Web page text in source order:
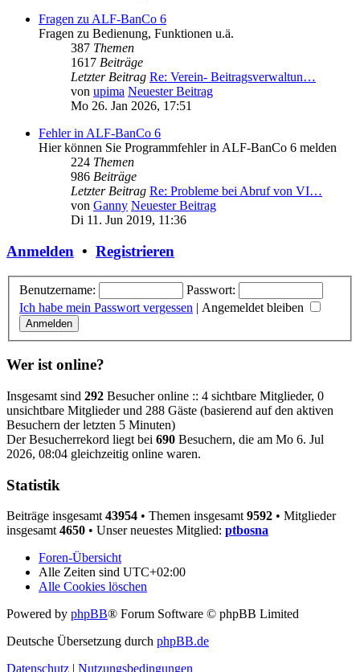
Fragen zu ALF-BanCo 6
Fragen zu Bedienung, Funktionen u.ä.
387 Themen
1617 Beiträge
Letzter Beitrag Re: Verein- Beitragsverwaltun…
von upima Neuester Beitrag
Mo 26. Jan 2026, 17:51
Fehler in ALF-BanCo 6
Hier können Sie Programmfehler in ALF-BanCo 6 melden
224 Themen
986 Beiträge
Letzter Beitrag Re: Probleme bei Abruf von VI…
von Ganny Neuester Beitrag
Di 11. Jun 2019, 11:36
Anmelden • Registrieren
Benutzername:
Passwort:
Ich habe mein Passwort vergessen | Angemeldet bleiben
Wer ist online?
Insgesamt sind 292 Besucher online :: 4 sichtbare Mitglieder, 0
unsichtbare Mitglieder und 288 Gäste (basierend auf den aktiven
Besuchern der letzten 5 Minuten)
Der Besucherrekord liegt bei 690 Besuchern, die am Mo 6. Jul
2026, 08:04 gleichzeitig online waren.
Statistik
Beiträge insgesamt 43954 • Themen insgesamt 9592 • Mitglieder
insgesamt 4650 • Unser neuestes Mitglied: ptbosna
Foren-Übersicht
Alle Zeiten sind UTC+02:00
Alle Cookies löschen
Powered by phpBB® Forum Software © phpBB Limited
Deutsche Übersetzung durch phpBB.de
Datenschutz | Nutzungsbedingungen